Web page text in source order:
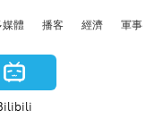
媒體 播客 經濟 軍事